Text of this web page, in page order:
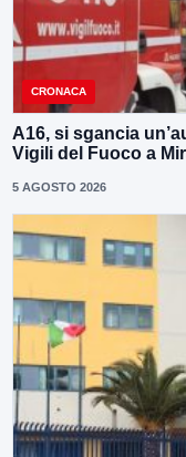
CRONACA
A16, si sgancia
Vigili del Fuoco a
5 AGOSTO 2026